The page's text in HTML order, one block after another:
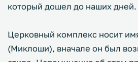
который дошел до наших дней.
Церковный комплекс носит
(Миклоши), вначале он был